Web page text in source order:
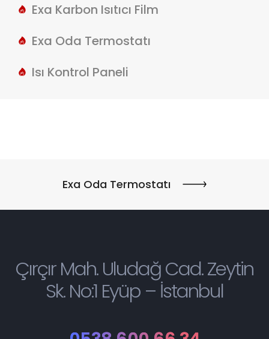
Exa Karbon Isıtıcı Film
Exa Oda Termostatı
Isı Kontrol Paneli
Exa Oda Termostatı
Çırçır Mah. Uludağ Cad. Zeytin
Sk. No:1 Eyüp – İstanbul